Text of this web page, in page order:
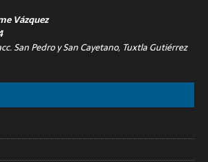
Vázquez
San Pedro y San Cayetano, Tuxtla Gutiérrez